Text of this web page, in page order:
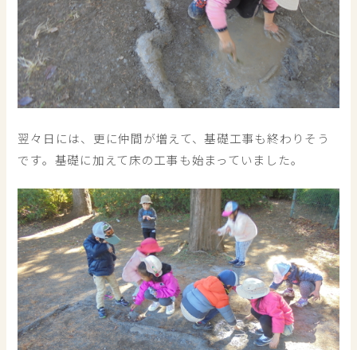
翌々日には、更に仲間が増えて、基礎工事も終わりそう
です。基礎に加えて床の工事も始まっていました。